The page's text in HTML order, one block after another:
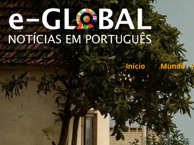
Início Mundo